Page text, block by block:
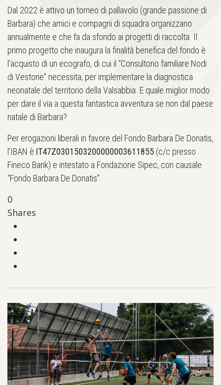
Dal 2022 è attivo un torneo di pallavolo (grande passione di
Barbara) che amici e compagni di squadra organizzano
annualmente e che fa da sfondo ai progetti di raccolta. Il
primo progetto che inaugura la finalità benefica del fondo è
l’acquisto di un ecografo, di cui il “Consultorio familiare Nodi
di Vestone” necessita, per implementare la diagnostica
neonatale del territorio della Valsabbia. E quale miglior modo
per dare il via a questa fantastica avventura se non dal paese
natale di Barbara?
Per erogazioni liberali in favore del Fondo Barbara De Donatis,
l’IBAN è IT47Z0301503200000003611855 (c/c presso
Fineco Bank) e intestato a Fondazione Sipec, con causale
“Fondo Barbara De Donatis”.
0
Shares